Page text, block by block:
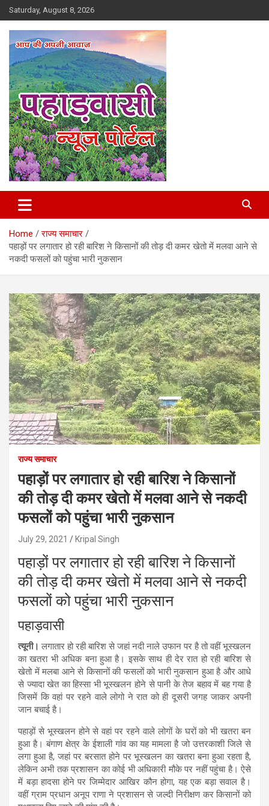
Skip
to
content
Saturday, August 8, 2026
Pahadvasi
Home
राज्य समाचार
पहाड़ों पर लगातार हो रही बारिश ने किसानों की तोड़ दी कमर खेतो में मलवा आने से
नकदी फसलों को पहुंचा भारी नुकसान
राज्य समाचार
पहाड़ों पर लगातार हो रही बारिश ने किसानों
की तोड़ दी कमर खेतो में मलवा आने से नकदी
फसलों को पहुंचा भारी नुकसान
July 29, 2021 Kripal Singh
पहाड़ों पर लगातार हो रही बारिश ने किसानों
की तोड़ दी कमर खेतो में मलवा आने से नकदी
फसलों को पहुंचा भारी नुकसान
पहाड़वासी
त्यूनी। लगातार हो रही बारिश से जहां नदी नाले उफान पर है तो वहीं भूस्खलन
का खतरा भी अधिक बना हुआ है। इसके साथ ही देर रात हो रही बारिश से
खेतो में मलबा आने से किसानों की फसलों को भारी नुकसान हुआ है और आधे
से ज्यादा खेत का हिस्सा भी भूस्खलन होने से पानी के तेज बहाव में बह गया है
जिसमें कि वहां पर रहने वाले लोगो ने रात को ही दूसरी जगह जाकर अपनी
जान बचाई है।
पहाड़ों से भूस्खलन होने से वहां पर रहने वाले लोगों के घरों को भी खतरा बन
हुआ है। बंगाण क्षेत्र के ईशाली गांव का यह मामला है जो उत्तरकाशी जिले से
लगा हुआ है, जहां पर बरसात होने पर भूस्खलन का खतरा बना हुआ रहता है,
लेकिन अभी तक प्रशासन का कोई भी अधिकारी मौके पर नहीं पहुंचा है। ऐसे
में बड़ा हादसा होने पर जिम्मेदार आखिर कौन होगा, यह एक बड़ा सवाल है।
वहीं ग्राम प्रधान अनूप राणा ने प्रशासन से जल्दी निरीक्षण कर किसानों को